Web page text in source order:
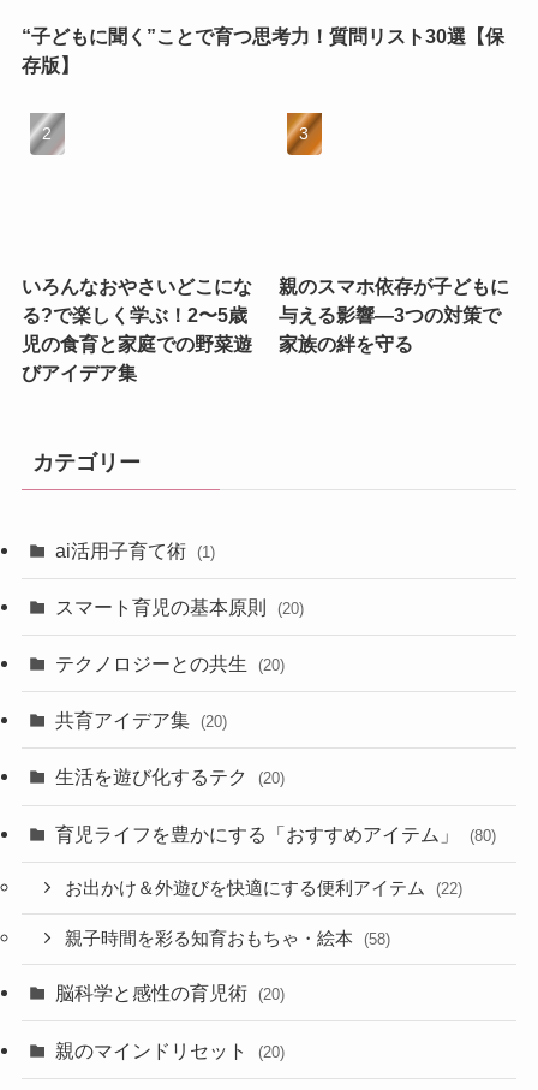
“子どもに聞く”ことで育つ思考力！質問リスト30選【保
存版】
いろんなおやさいどこにな
る?で楽しく学ぶ！2〜5歳
児の食育と家庭での野菜遊
びアイデア集
親のスマホ依存が子どもに
与える影響—3つの対策で
家族の絆を守る
カテゴリー
ai活用子育て術 (1)
スマート育児の基本原則 (20)
テクノロジーとの共生 (20)
共育アイデア集 (20)
生活を遊び化するテク (20)
育児ライフを豊かにする「おすすめアイテム」 (80)
お出かけ＆外遊びを快適にする便利アイテム (22)
親子時間を彩る知育おもちゃ・絵本 (58)
脳科学と感性の育児術 (20)
親のマインドリセット (20)